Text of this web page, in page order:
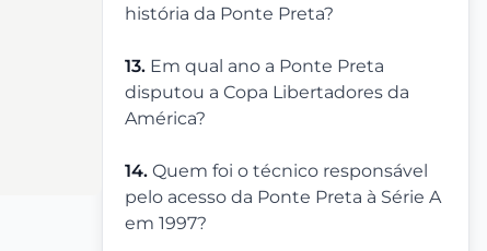
história da Ponte Preta?
13. Em qual ano a Ponte Preta
disputou a Copa Libertadores da
América?
14. Quem foi o técnico responsável
pelo acesso da Ponte Preta à Série A
em 1997?